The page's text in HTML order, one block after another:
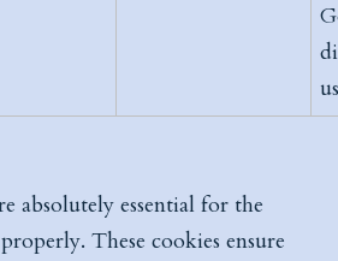
absolutely essential for the
These cookies ensure